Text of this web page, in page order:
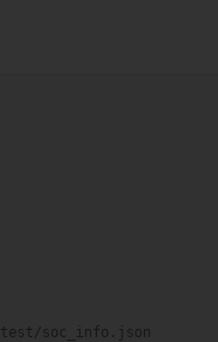
test/soc_info.json